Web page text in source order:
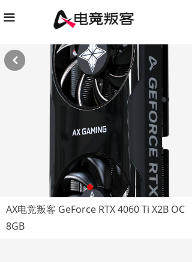
끀
AX电竞叛客 GeForce RTX 4060 Ti X2B OC
8GB
낒